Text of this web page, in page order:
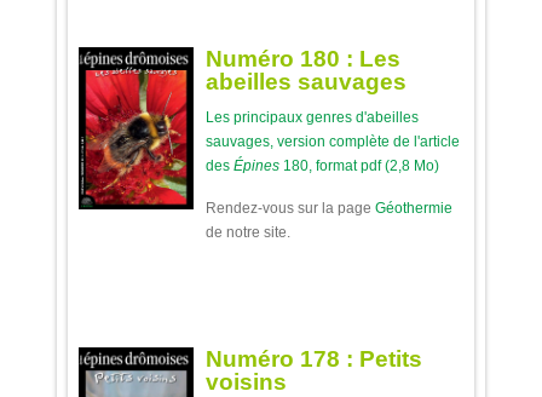
Numéro 180 : Les
abeilles sauvages
Les principaux genres d'abeilles
sauvages, version complète de l'article
des Épines180, format pdf (2,8 Mo)
Rendez-vous sur la page Géothermie
de notre site.
Numéro 178 : Petits
voisins